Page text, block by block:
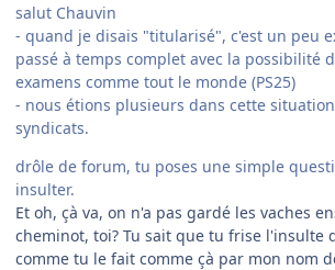
salut Chauvin
- quand je disais "titularisé", c'est un peu
passé à temps complet avec la possibilité
examens comme tout le monde (PS25)
- nous étions plusieurs dans cette
syndicats.
drôle de forum, tu poses une simple
insulter.
Et oh, çà va, on n'a pas gardé les vaches
cheminot, toi? Tu sait que tu frise l'insulte
comme tu le fait comme çà par mon nom